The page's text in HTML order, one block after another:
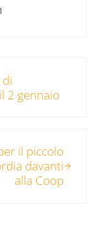
2 gennaio
il piccolo
davanti
alla Coop